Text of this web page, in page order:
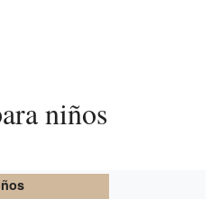
niños